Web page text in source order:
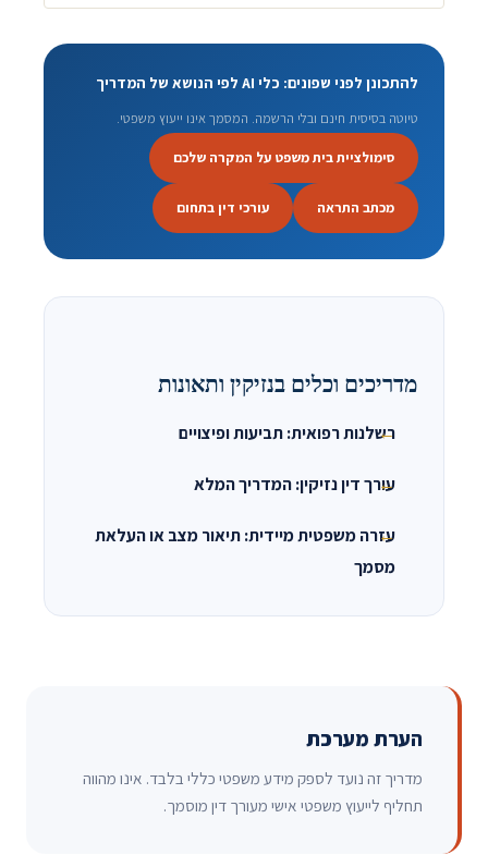
להתכונן לפני שפונים: כלי AI לפי הנושא של המדריך
טיוטה בסיסית חינם ובלי הרשמה. המסמך אינו ייעוץ משפטי.
סימולציית בית משפט על המקרה שלכם
מכתב התראה עורכי דין בתחום
מדריכים וכלים בנזיקין ותאונות
רשלנות רפואית: תביעות ופיצויים
עורך דין נזיקין: המדריך המלא
עזרה משפטית מיידית: תיאור מצב או העלאת
מסמך
הערת מערכת
מדריך זה נועד לספק מידע משפטי כללי בלבד. אינו מהווה
תחליף לייעוץ משפטי אישי מעורך דין מוסמך.